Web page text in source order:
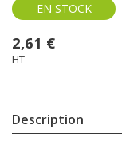
EN STOCK
2,61 €
HT
Description